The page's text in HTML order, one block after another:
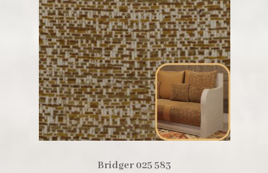
Bridger 025 583